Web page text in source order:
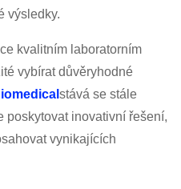
výsledky.
kvalitním laboratorním
vybírat důvěryhodné
stává se stále
poskytovat inovativní řešení,
vynikajících